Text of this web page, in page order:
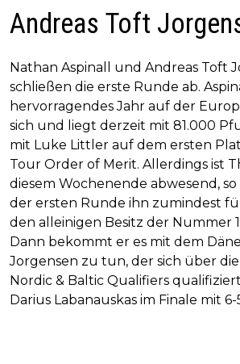
Andreas Toft
Nathan Aspinall und Andreas Toft
schließen die erste Runde ab.
hervorragendes Jahr auf der
sich und liegt derzeit mit 81.000
mit Luke Littler auf dem ersten
Tour Order of Merit. Allerdings ist
diesem Wochenende abwesend, so
der ersten Runde ihn zumindest
den alleinigen Besitz der Nummer
Dann bekommt er es mit dem
Jorgensen zu tun, der sich über
Nordic & Baltic Qualifiers
Darius Labanauskas im Finale mit